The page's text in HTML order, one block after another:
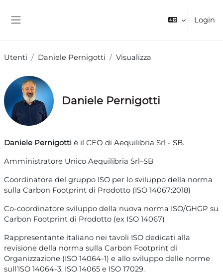
Login
Utenti Daniele Pernigotti Visualizza
Daniele Pernigotti
Daniele Pernigotti è il CEO di Aequilibria Srl - SB.
Amministratore Unico Aequilibria Srl–SB
Coordinatore del gruppo ISO per lo sviluppo della norma
sulla Carbon Footprint di Prodotto (ISO 14067:2018)
Co-coordinatore sviluppo della nuova norma ISO/GHGP su
Carbon Footprint di Prodotto (ex ISO 14067)
Rappresentante italiano nei tavoli ISO dedicati alla
revisione della norma sulla Carbon Footprint di
Organizzazione (ISO 14064-1) e allo sviluppo delle norme
sull’ISO 14064-3, ISO 14065 e ISO 17029.